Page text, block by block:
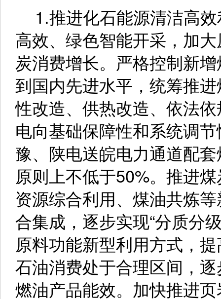
1.推进化石能源清洁高
高效、绿色智能开采，加
炭消费增长。严格控制新
到国内先进水平，统筹推
性改造、供热改造、依法
电向基础保障性和系统调
豫、陕电送皖电力通道配
原则上不低于50%。推进
资源综合利用、煤油共炼
合集成，逐步实现“分质分
原料功能新型利用方式，
石油消费处于合理区间，
燃油产品能效。加快推进